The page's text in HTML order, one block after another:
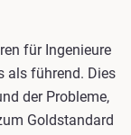
für Ingenieure
als führend. Dies
der Probleme,
Goldstandard